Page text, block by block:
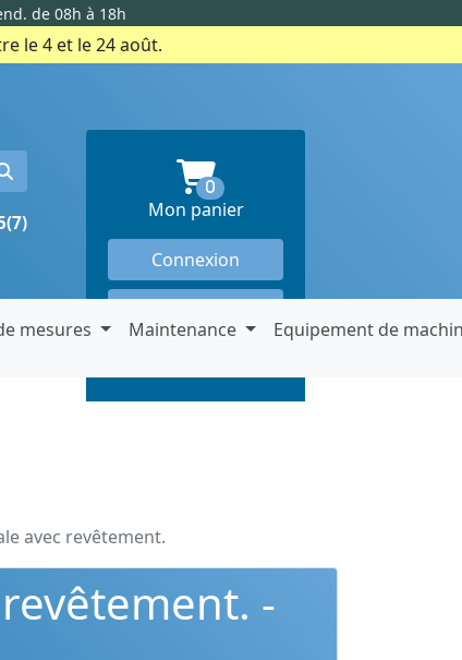
de 08h à 18h
le 4 et le 24 août.
(7)
0produits en panier
Mon panier
Connexion
mesures Maintenance Equipement de
avec revêtement.
-